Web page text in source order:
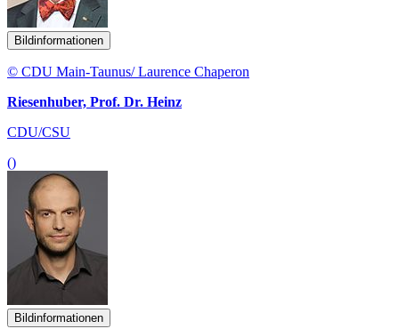
Bildinformationen
© CDU Main-Taunus/ Laurence Chaperon
Riesenhuber, Prof. Dr. Heinz
CDU/CSU
()
Bildinformationen